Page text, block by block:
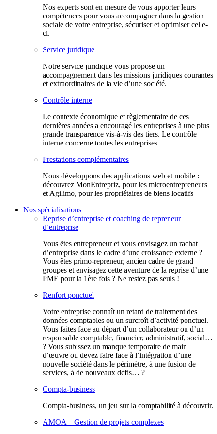
Nos experts sont en mesure de vous apporter leurs
compétences pour vous accompagner dans la gestion
sociale de votre entreprise, sécuriser et optimiser celle-
ci.
Service juridique
Notre service juridique vous propose un
accompagnement dans les missions juridiques courantes
et extraordinaires de la vie d’une société.
Contrôle interne
Le contexte économique et règlementaire de ces
dernières années a encouragé les entreprises à une plus
grande transparence vis-à-vis des tiers. Le contrôle
interne concerne toutes les entreprises.
Prestations complémentaires
Nous développons des applications web et mobile :
découvrez MonEntrepriz, pour les microentrepreneurs
et Agilimo, pour les propriétaires de biens locatifs
Nos spécialisations
Reprise d’entreprise et coaching de repreneur
d’entreprise
Vous êtes entrepreneur et vous envisagez un rachat
d’entreprise dans le cadre d’une croissance externe ?
Vous êtes primo-repreneur, ancien cadre de grand
groupes et envisagez cette aventure de la reprise d’une
PME pour la 1ère fois ? Ne restez pas seuls !
Renfort ponctuel
Votre entreprise connaît un retard de traitement des
données comptables ou un surcroît d’activité ponctuel.
Vous faites face au départ d’un collaborateur ou d’un
responsable comptable, financier, administratif, social…
? Vous subissez un manque temporaire de main
d’œuvre ou devez faire face à l’intégration d’une
nouvelle société dans le périmètre, à une fusion de
services, à de nouveaux défis… ?
Compta-business
Compta-business, un jeu sur la comptabilité à découvrir.
AMOA – Gestion de projets complexes